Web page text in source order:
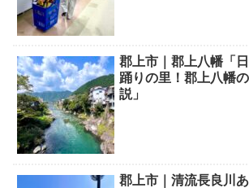
郡上市｜郡上八幡「
踊りの里！郡上八幡
説」
郡上市｜清流長良川